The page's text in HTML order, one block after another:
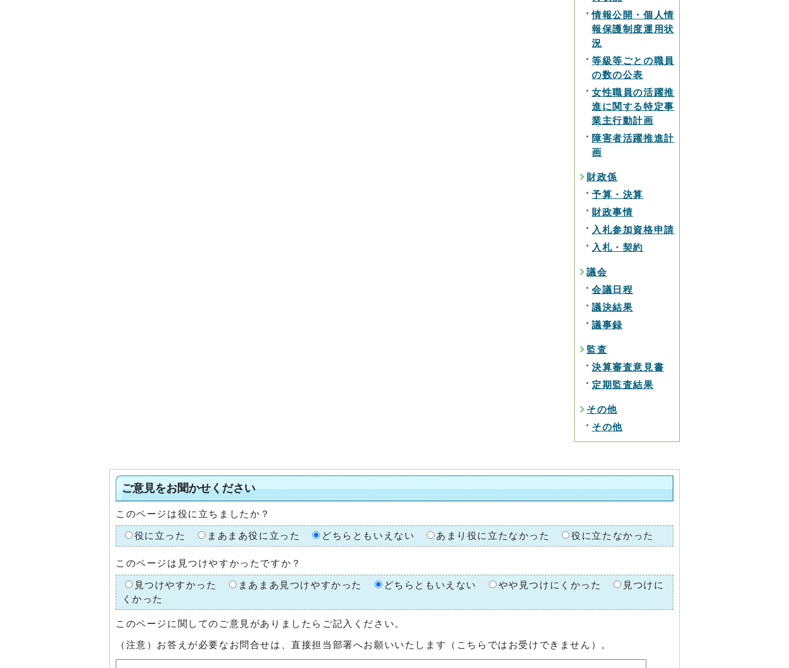
情報公開・個人情
報保護制度運用状
況
等級等ごとの職員
の数の公表
女性職員の活躍推
進に関する特定事
業主行動計画
障害者活躍推進計
画
財政係
予算・決算
財政事情
入札参加資格申請
入札・契約
議会
会議日程
議決結果
議事録
監査
決算審査意見書
定期監査結果
その他
その他
ご意見をお聞かせください
このページは役に立ちましたか？
役に立った まあまあ役に立った どちらともいえない あまり役に立たなかった 役に立たなかった
このページは見つけやすかったですか？
見つけやすかった まあまあ見つけやすかった どちらともいえない やや見つけにくかった
見つけに
くかった
このページに関してのご意見がありましたらご記入ください。
（注意）お答えが必要なお問合せは、直接担当部署へお願いいたします（こちらではお受けできません）。